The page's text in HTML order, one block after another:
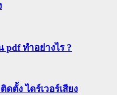
pdf ทำอย่างไร ?
ตั้ง ไดร์เวอร์เสียง